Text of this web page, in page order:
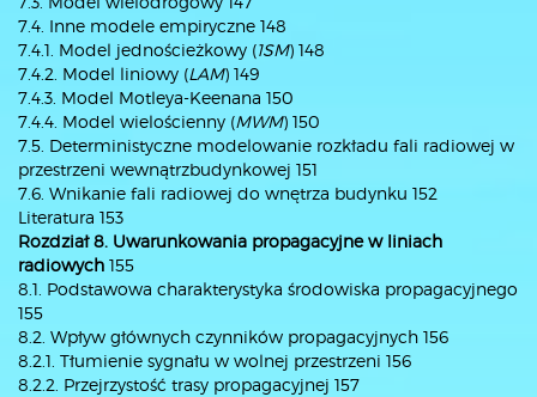
7.4. Inne modele empiryczne 148
7.4.1. Model jednościeżkowy (1SM) 148
7.4.2. Model liniowy (LAM) 149
7.4.3. Model Motleya-Keenana 150
7.4.4. Model wielościenny (MWM) 150
7.5. Deterministyczne modelowanie rozkładu fali radiowej w
przestrzeni wewnątrzbudynkowej 151
7.6. Wnikanie fali radiowej do wnętrza budynku 152
Literatura 153
Rozdział 8. Uwarunkowania propagacyjne w liniach
radiowych 155
8.1. Podstawowa charakterystyka środowiska propagacyjnego
155
8.2. Wpływ głównych czynników propagacyjnych 156
8.2.1. Tłumienie sygnału w wolnej przestrzeni 156
8.2.2. Przejrzystość trasy propagacyjnej 157